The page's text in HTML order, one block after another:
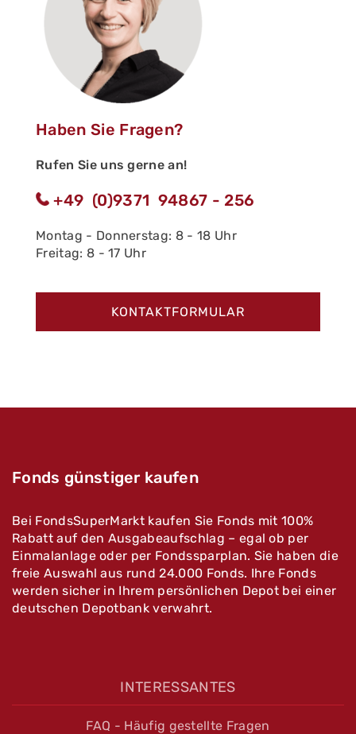
Haben Sie Fragen?
Rufen Sie uns gerne an!
+49 (0)9371 94867 - 256
Montag - Donnerstag: 8 - 18 Uhr
Freitag: 8 - 17 Uhr
KONTAKTFORMULAR
Fonds günstiger kaufen
Bei FondsSuperMarkt kaufen Sie Fonds mit 100%
Rabatt auf den Ausgabeaufschlag – egal ob per
Einmalanlage oder per Fondssparplan. Sie haben die
freie Auswahl aus rund 24.000 Fonds. Ihre Fonds
werden sicher in Ihrem persönlichen Depot bei einer
deutschen Depotbank verwahrt.
INTERESSANTES
FAQ - Häufig gestellte Fragen